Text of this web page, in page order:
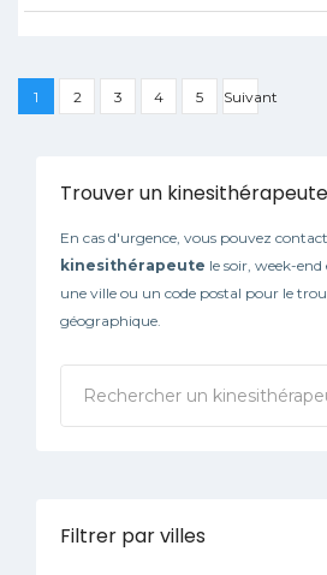
1 2 3 4 5 Suivant
Trouver un kinesithérapeute
En cas d'urgence, vous pouvez
kinesithérapeute le soir, week-
une ville ou un code postal pour le
géographique.
Filtrer par villes